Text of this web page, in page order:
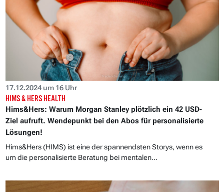
17.12.2024 um 16 Uhr
HIMS & HERS HEALTH
Hims&Hers: Warum Morgan Stanley plötzlich ein 42 USD-
Ziel aufruft. Wendepunkt bei den Abos für personalisierte
Lösungen!
Hims&Hers (HIMS) ist eine der spannendsten Storys, wenn es
um die personalisierte Beratung bei mentalen...